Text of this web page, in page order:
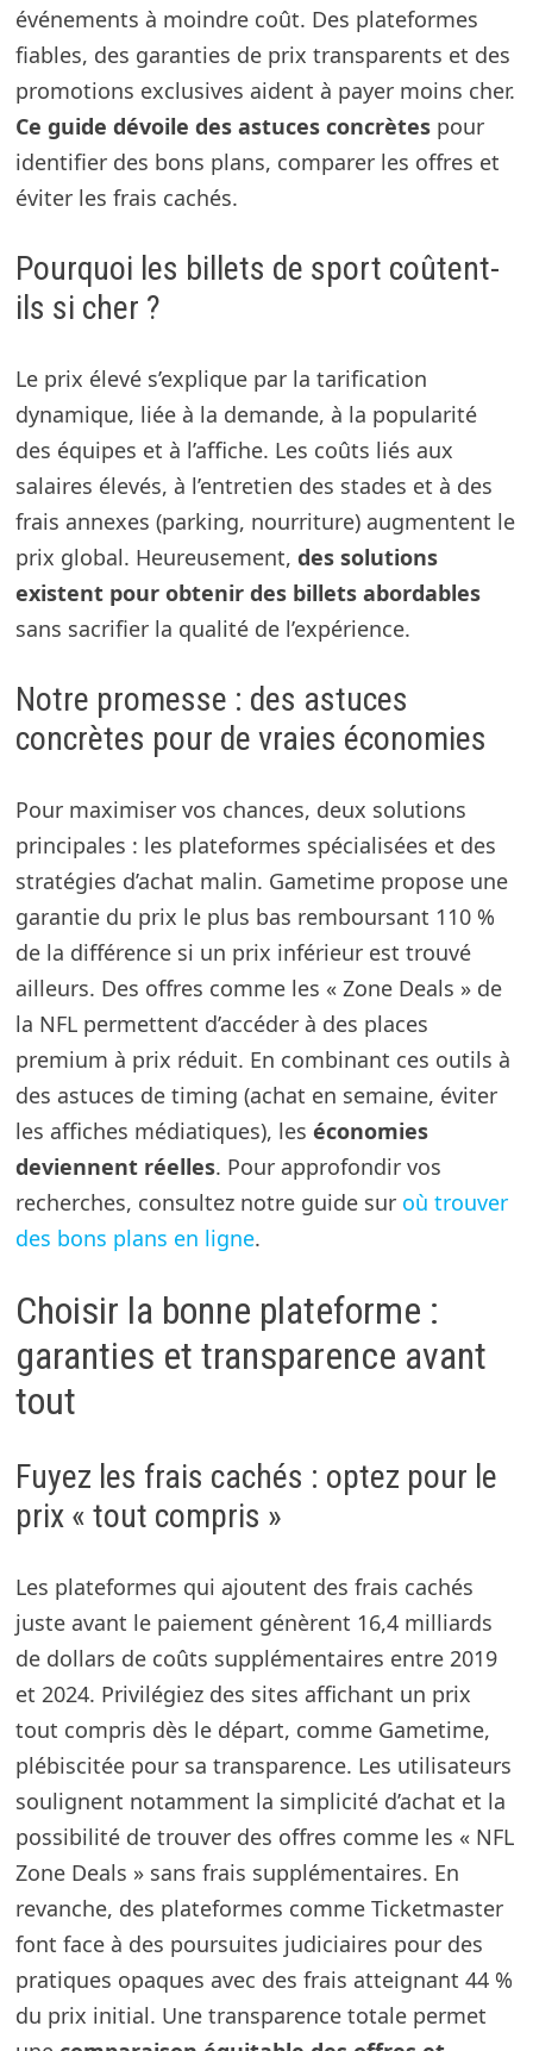
événements à moindre coût. Des plateformes
fiables, des garanties de prix transparents et des
promotions exclusives aident à payer moins cher.
Ce guide dévoile des astuces concrètespour
identifier des bons plans, comparer les offres et
éviter les frais cachés.
Pourquoi les billets de sport coûtent-
ils si cher ?
Le prix élevé s’explique par la tarification
dynamique, liée à la demande, à la popularité
des équipes et à l’affiche. Les coûts liés aux
salaires élevés, à l’entretien des stades et à des
frais annexes (parking, nourriture) augmentent le
prix global. Heureusement, des solutions
existent pour obtenir des billets abordables
sans sacrifier la qualité de l’expérience.
Notre promesse : des astuces
concrètes pour de vraies économies
Pour maximiser vos chances, deux solutions
principales : les plateformes spécialisées et des
stratégies d’achat malin. Gametime propose une
garantie du prix le plus bas remboursant 110 %
de la différence si un prix inférieur est trouvé
ailleurs. Des offres comme les « Zone Deals » de
la NFL permettent d’accéder à des places
premium à prix réduit. En combinant ces outils à
des astuces de timing (achat en semaine, éviter
les affiches médiatiques), les économies
deviennent réelles. Pour approfondir vos
recherches, consultez notre guide sur où trouver
des bons plans en ligne.
Choisir la bonne plateforme :
garanties et transparence avant
tout
Fuyez les frais cachés : optez pour le
prix « tout compris »
Les plateformes qui ajoutent des frais cachés
juste avant le paiement génèrent 16,4 milliards
de dollars de coûts supplémentaires entre 2019
et 2024. Privilégiez des sites affichant un prix
tout compris dès le départ, comme Gametime,
plébiscitée pour sa transparence. Les utilisateurs
soulignent notamment la simplicité d’achat et la
possibilité de trouver des offres comme les « NFL
Zone Deals » sans frais supplémentaires. En
revanche, des plateformes comme Ticketmaster
font face à des poursuites judiciaires pour des
pratiques opaques avec des frais atteignant 44 %
du prix initial. Une transparence totale permet